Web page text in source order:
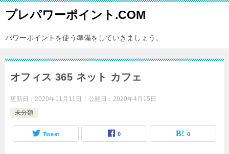
プレパワーポイント.COM
パワーポイントを使う準備をしていきましょう。
オフィス 365 ネット カフェ
更新日： 2020年11月11日 公開日： 2020年4月15日
未分類
Tweet 0 0